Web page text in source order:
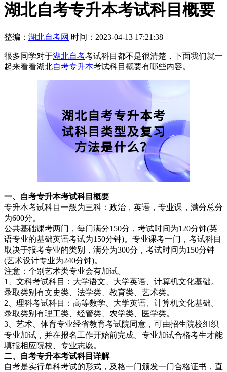
湖北自考专升本考试科目概要
整编： 湖北自考网 时间：2023-04-13 17:21:38
很多同学对于湖北自考考试科目都不是很清楚，下面我们就一
起来看看湖北自考专升本考试科目概要有哪些内容。
一、自考专升本考试科目概要
专升本考试科目一般为三科：政治，英语，专业课，满分总分
为600分。
公共基础课考两门，每门满分150分，考试时间为120分钟(英
语专业的基础英语考试为150分钟)。专业课考一门，考试科目
取决于报考专业的类别，满分为300分，考试时间为150分钟
(艺术设计专业为240分钟)。
注意：个别艺术类专业会有加试。
1、文科考试科目：大学语文、大学英语、计算机文化基础。
录取类别有文史类、法学类、教育类、艺术类。
2、理科考试科目：高等数学、大学英语、计算机文化基础。
录取类别有理工类、经管类、农学类、医学类。
3、艺术、体育专业经省教育考试院同意，可由招生院校组织
专业加试，并在报名工作开始前完成。专业加试合格考生才能
填报相应院校、专业志愿。
二、自考专升本考试科目详解
自考是实行单科考试的形式，及格一门颁发一门合格证书，直